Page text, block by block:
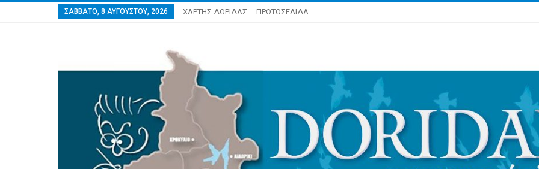
ΣΆΒΒΑΤΟ, 8 ΑΥΓΟΎΣΤΟΥ, 2026 ΧΑΡΤΗΣ ΔΩΡΙΔΑΣ ΠΡΩΤΟΣΕΛΙΔΑ